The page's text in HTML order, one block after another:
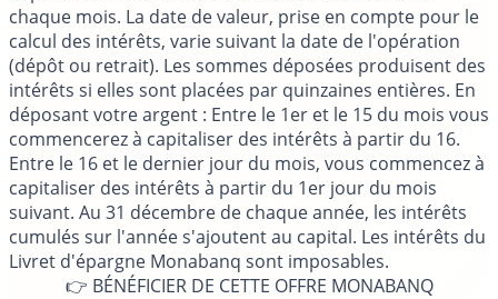
chaque mois. La date de valeur, prise en compte pour le
calcul des intérêts, varie suivant la date de l'opération
(dépôt ou retrait). Les sommes déposées produisent des
intérêts si elles sont placées par quinzaines entières. En
déposant votre argent : Entre le 1er et le 15 du mois vous
commencerez à capitaliser des intérêts à partir du 16.
Entre le 16 et le dernier jour du mois, vous commencez à
capitaliser des intérêts à partir du 1er jour du mois
suivant. Au 31 décembre de chaque année, les intérêts
cumulés sur l'année s'ajoutent au capital. Les intérêts du
Livret d'épargne Monabanq sont imposables.
👉 BÉNÉFICIER DE CETTE OFFRE MONABANQ